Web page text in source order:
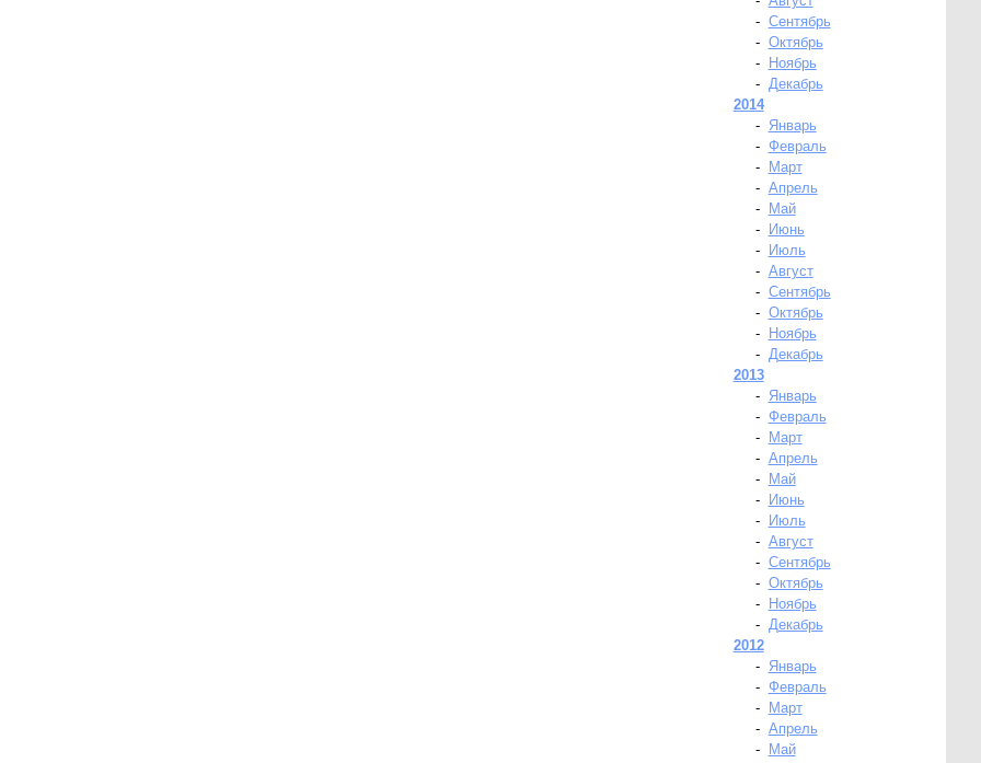
- Сентябрь
- Октябрь
-
Ноябрь
- Декабрь
2014
-
Январь
- Февраль
-
Март
- Апрель
-
Май
-
Июнь
-
Июль
- Август
- Сентябрь
- Октябрь
-
Ноябрь
- Декабрь
2013
-
Январь
- Февраль
-
Март
- Апрель
-
Май
-
Июнь
-
Июль
- Август
- Сентябрь
- Октябрь
-
Ноябрь
- Декабрь
2012
-
Январь
- Февраль
-
Март
- Апрель
-
Май